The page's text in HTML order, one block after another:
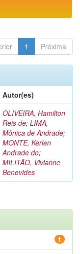
1 Próxima
Autor(es)
OLIVEIRA, Hamilton
Reis de; LIMA,
Mônica de Andrade;
MONTE, Kerlen
Andrade do;
MILITÃO, Vivianne
Benevides
1